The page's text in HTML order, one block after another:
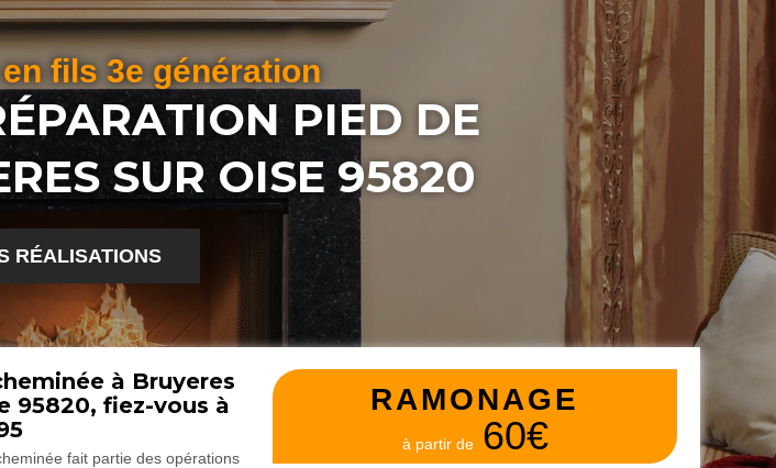
fils 3e génération
PIED DE
SUR OISE 95820
RÉALISATIONS
à Bruyeres
95820, fiez-vous à
fait partie des opérations
RAMONAGE
à partir de 60€